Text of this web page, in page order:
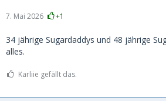
7. Mai 2026 +1
34 jährige Sugardaddys und 48 jährige
alles.
Karliie gefällt das.